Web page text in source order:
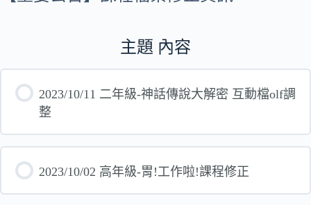
主題 內容
2023/10/11 二年級-神話傳說大解密 互動檔olf調
整
2023/10/02 高年級-胃!工作啦!課程修正